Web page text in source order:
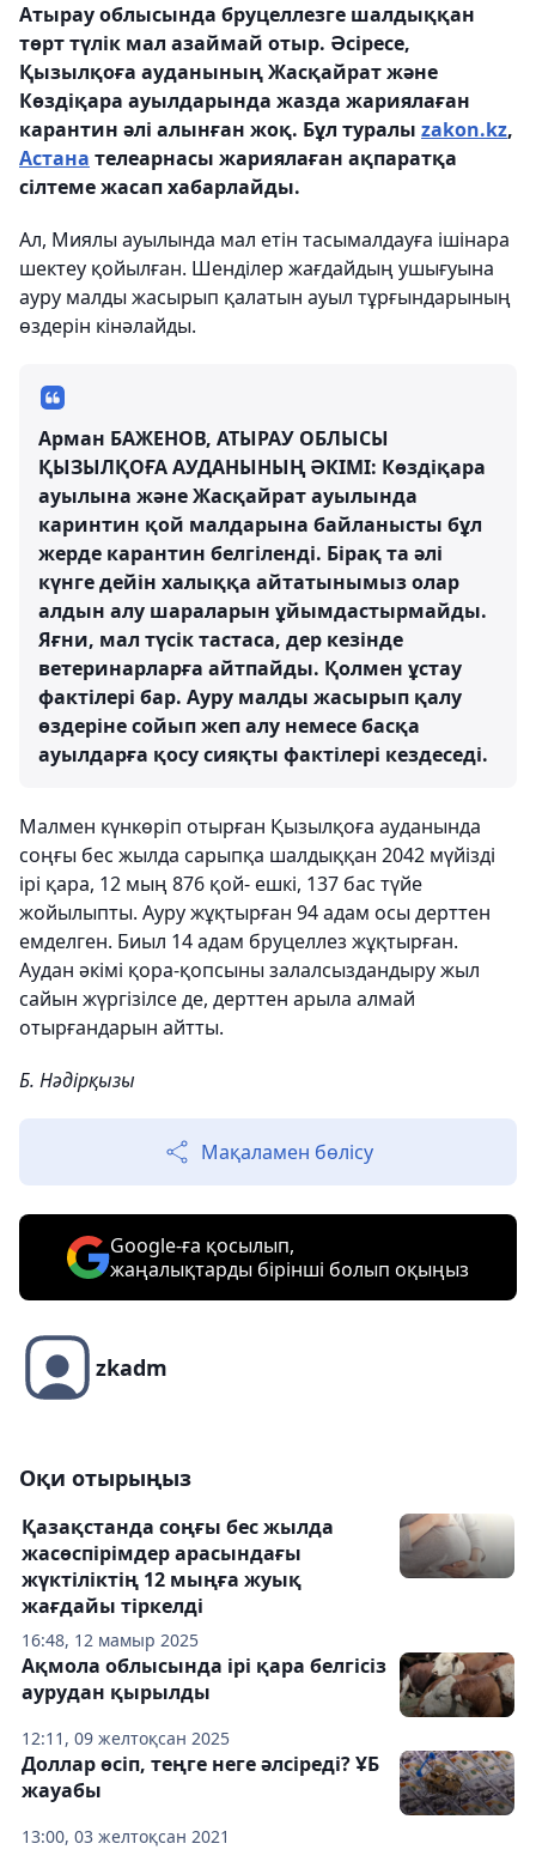
Атырау облысында бруцеллезге шалдыққан
төрт түлік мал азаймай отыр. Әсіресе,
Қызылқоға ауданының Жасқайрат және
Көздіқара ауылдарында жазда жариялаған
карантин әлі алынған жоқ. Бұл туралы zakon.kz,
Астана телеарнасы жариялаған ақпаратқа
сілтеме жасап хабарлайды.
Ал, Миялы ауылында мал етін тасымалдауға ішінара
шектеу қойылған. Шенділер жағдайдың ушығуына
ауру малды жасырып қалатын ауыл тұрғындарының
өздерін кінәлайды.
Арман БАЖЕНОВ, АТЫРАУ ОБЛЫСЫ
ҚЫЗЫЛҚОҒА АУДАНЫНЫҢ ӘКІМІ: Көздіқара
ауылына және Жасқайрат ауылында
каринтин қой малдарына байланысты бұл
жерде карантин белгіленді. Бірақ та әлі
күнге дейін халыққа айтатынымыз олар
алдын алу шараларын ұйымдастырмайды.
Яғни, мал түсік тастаса, дер кезінде
ветеринарларға айтпайды. Қолмен ұстау
фактілері бар. Ауру малды жасырып қалу
өздеріне сойып жеп алу немесе басқа
ауылдарға қосу сияқты фактілері кездеседі.
Малмен күнкөріп отырған Қызылқоға ауданында
соңғы бес жылда сарыпқа шалдыққан 2042 мүйізді
ірі қара, 12 мың 876 қой- ешкі, 137 бас түйе
жойылыпты. Ауру жұқтырған 94 адам осы дерттен
емделген. Биыл 14 адам бруцеллез жұқтырған.
Аудан әкімі қора-қопсыны залалсыздандыру жыл
сайын жүргізілсе де, дерттен арыла алмай
отырғандарын айтты.
Б. Нәдірқызы
Мақаламен бөлісу
Google-ға қосылып,
жаңалықтарды бірінші болып оқыңыз
zkadm
Оқи отырыңыз
16:48, 12 мамыр 2025
Қазақстанда соңғы бес жылда
жасөспірімдер арасындағы
жүктіліктің 12 мыңға жуық
жағдайы тіркелді
12:11, 09 желтоқсан 2025
Ақмола облысында ірі қара белгісіз
аурудан қырылды
13:00, 03 желтоқсан 2021
Доллар өсіп, теңге неге әлсіреді? ҰБ
жауабы